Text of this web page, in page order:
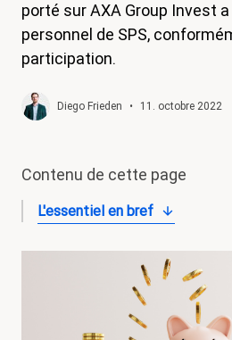
Contact
Initiative congé familial
porté sur AXA Group Invest
personnel de SPS,
participation.
Diego Frieden • 11. octobre 2022
Contenu de cette page
L'essentiel en bref